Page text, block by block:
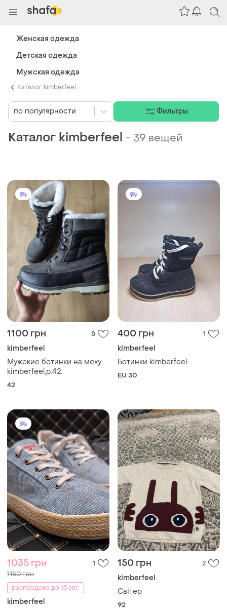
Каталог kimberfeel
Каталог kimberfeel - 39 вещей
1100 грн 8
kimberfeel
Мужские ботинки на меху
kimberfeel,р.42.
42
400 грн 1
kimberfeel
Ботинки kimberfeel
EU 30
1035 грн 1
1150 грн
распродажа до 13 авг.
kimberfeel
150 грн 2
kimberfeel
Світер
92
по популярности Фильтры
Женская одежда
Детская одежда
Мужская одежда